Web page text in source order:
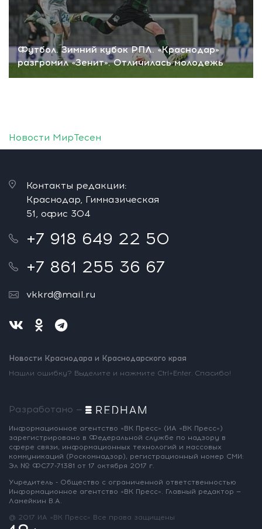
Футбол. Зимний кубок РПЛ. «Краснодар»
разгромил «Зенит». Отличилась молодежь
Новости МирТесен
Контакты редакции:
Краснодар, Гимназическая
51, офис 304
+7 918 649 22 50
+7 861 255 36 67
vkkrd@mail.ru
Новости Краснодара и Краснодарского края
Нашли ошибку? Выделите и нажмите Ctrl+Enter. Спасибо!
Разработано —
Информационное агентство «ВК Пресс» (ИА «ВК Пресс»)
зарегистрировано в Федеральной службе по надзору в
сфере связи, информационных технологий и массовых
коммуникаций (Роскомнадзор), регистрационный номер СМИ:
Эл № ФС77-71381 от 17 октября 2017 г.
Учредитель - Общество с ограниченной ответственностью
Информационное агентство «ВК Пресс».
Главный редактор —
Ламейкин В.А.
@ 2017 ИА «ВК Пресс» Все права защищены